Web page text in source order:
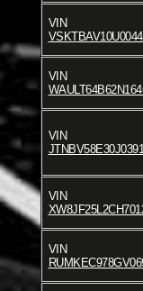
VIN
VIN
VIN
VIN
VIN